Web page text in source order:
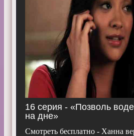
16 серия - «Позволь
на дне»
Смотреть бесплатно - Ханна